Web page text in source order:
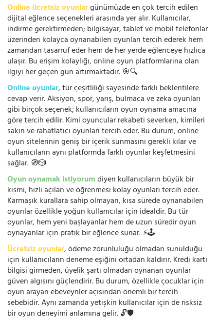
Online ücretsiz oyunlargünümüzde en çok tercih edilen
dijital eğlence seçenekleri arasında yer alır. Kullanıcılar,
indirme gerektirmeden; bilgisayar, tablet ve mobil telefonlar
üzerinden kolayca oynanabilen oyunları tercih ederek hem
zamandan tasarruf eder hem de her yerde eğlenceye hızlıca
ulaşır. Bu erişim kolaylığı, online oyun platformlarına olan
ilgiyi her geçen gün artırmaktadır. 🎯🔍
Online oyunlar, tür çeşitliliği sayesinde farklı beklentilere
cevap verir. Aksiyon, spor, yarış, bulmaca ve zeka oyunları
gibi birçok seçenek; kullanıcıların oyun oynama amacına
göre tercih edilir. Kimi oyuncular rekabeti severken, kimileri
sakin ve rahatlatıcı oyunları tercih eder. Bu durum, online
oyun sitelerinin geniş bir içerik sunmasını gerekli kılar ve
kullanıcıların aynı platformda farklı oyunlar keşfetmesini
sağlar. 🧭🎲
Oyun oynamak istiyorumdiyen kullanıcıların büyük bir
kısmı, hızlı açılan ve öğrenmesi kolay oyunları tercih eder.
Karmaşık kurallara sahip olmayan, kısa sürede oynanabilen
oyunlar özellikle yoğun kullanıcılar için idealdir. Bu tür
oyunlar, hem yeni başlayanlar hem de uzun süredir oyun
oynayanlar için pratik bir eğlence sunar. ⚡🕹️
Ücretsiz oyunlar, ödeme zorunluluğu olmadan sunulduğu
için kullanıcıların deneme eşiğini ortadan kaldırır. Kredi kartı
bilgisi girmeden, üyelik şartı olmadan oynanan oyunlar
güven algısını güçlendirir. Bu durum, özellikle çocuklar için
oyun arayan ebeveynler açısından önemli bir tercih
sebebidir. Aynı zamanda yetişkin kullanıcılar için de risksiz
bir oyun deneyimi anlamına gelir. 🔓🛡️